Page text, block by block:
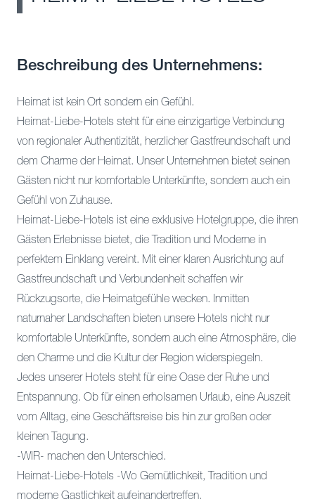
Beschreibung des Unternehmens:
Heimat ist kein Ort sondern ein Gefühl.
Heimat-Liebe-Hotels steht für eine einzigartige Verbindung
von regionaler Authentizität, herzlicher Gastfreundschaft und
dem Charme der Heimat. Unser Unternehmen bietet seinen
Gästen nicht nur komfortable Unterkünfte, sondern auch ein
Gefühl von Zuhause.
Heimat-Liebe-Hotels ist eine exklusive Hotelgruppe, die ihren
Gästen Erlebnisse bietet, die Tradition und Moderne in
perfektem Einklang vereint. Mit einer klaren Ausrichtung auf
Gastfreundschaft und Verbundenheit schaffen wir
Rückzugsorte, die Heimatgefühle wecken. Inmitten
naturnaher Landschaften bieten unsere Hotels nicht nur
komfortable Unterkünfte, sondern auch eine Atmosphäre, die
den Charme und die Kultur der Region widerspiegeln.
Jedes unserer Hotels steht für eine Oase der Ruhe und
Entspannung. Ob für einen erholsamen Urlaub, eine Auszeit
vom Alltag, eine Geschäftsreise bis hin zur großen oder
kleinen Tagung.
-WIR- machen den Unterschied.
Heimat-Liebe-Hotels -Wo Gemütlichkeit, Tradition und